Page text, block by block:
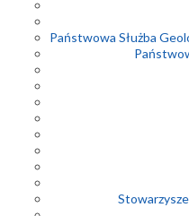
Państwowa Służba